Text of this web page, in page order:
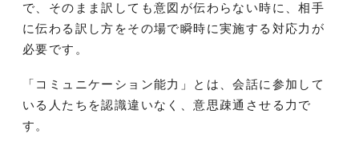
で、そのまま訳しても意図が伝わらない時に、相手
に伝わる訳し方をその場で瞬時に実施する対応力が
必要です。
「コミュニケーション能力」とは、会話に参加して
いる人たちを認識違いなく、意思疎通させる力で
す。